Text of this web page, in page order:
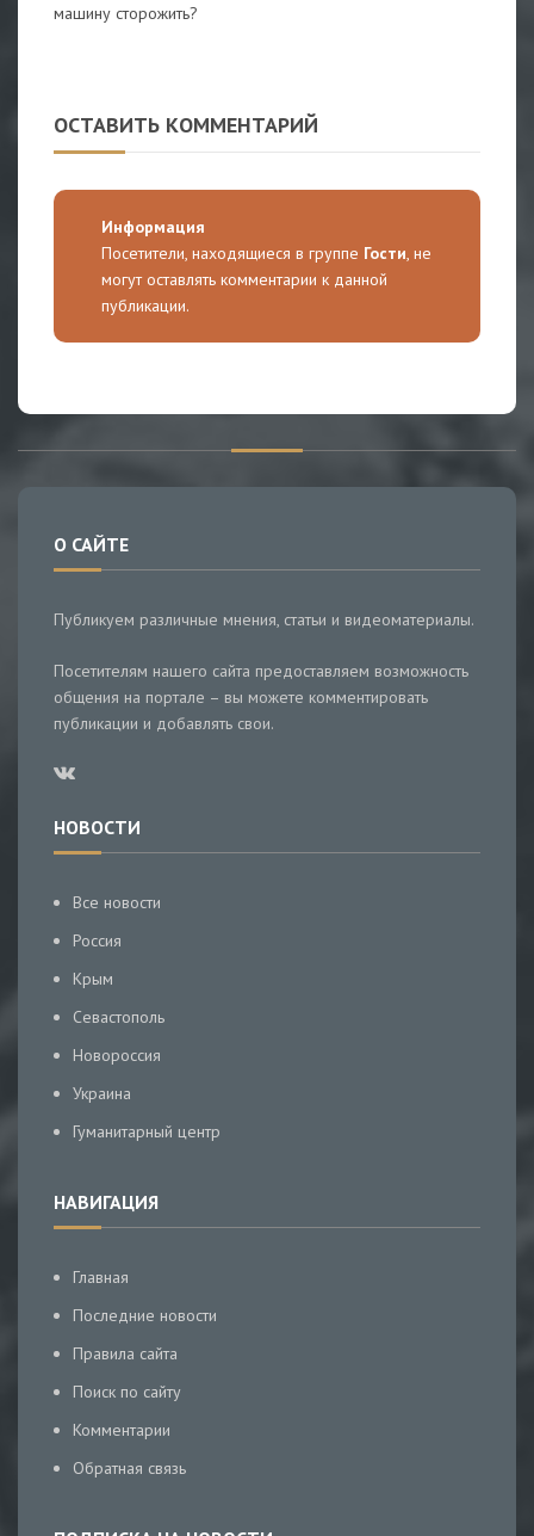
машину сторожить?
ОСТАВИТЬ КОММЕНТАРИЙ
Информация
Посетители, находящиеся в группе Гости, не
могут оставлять комментарии к данной
публикации.
О САЙТЕ
Публикуем различные мнения, статьи и видеоматериалы.
Посетителям нашего сайта предоставляем возможность
общения на портале – вы можете комментировать
публикации и добавлять свои.
НОВОСТИ
Все новости
Россия
Крым
Севастополь
Новороссия
Украина
Гуманитарный центр
НАВИГАЦИЯ
Главная
Последние новости
Правила сайта
Поиск по сайту
Комментарии
Обратная связь